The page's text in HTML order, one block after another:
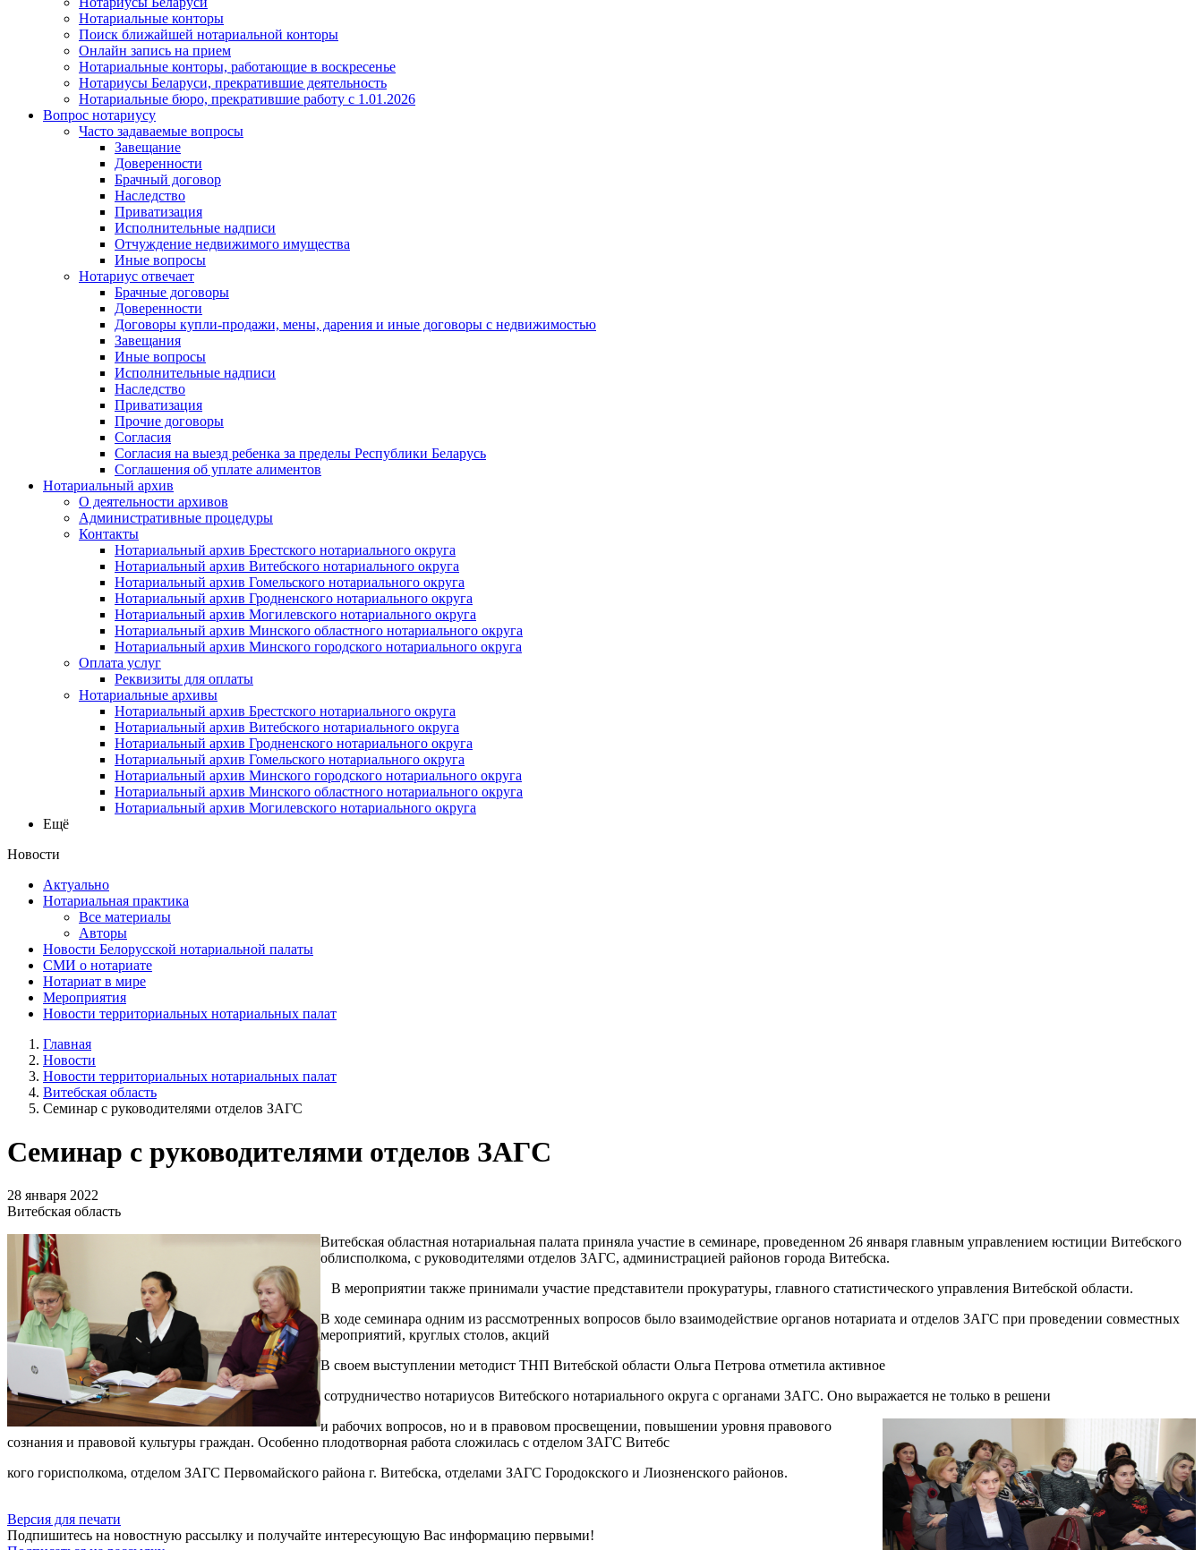
Нотариальные конторы
Поиск ближайшей нотариальной конторы
Онлайн запись на прием
Нотариальные конторы, работающие в воскресенье
Нотариусы Беларуси, прекратившие деятельность
Нотариальные бюро, прекратившие работу с 1.01.2026
Вопрос нотариусу
Часто задаваемые вопросы
Завещание
Доверенности
Брачный договор
Наследство
Приватизация
Исполнительные надписи
Отчуждение недвижимого имущества
Иные вопросы
Нотариус отвечает
Брачные договоры
Доверенности
Договоры купли-продажи, мены, дарения и иные договоры с недвижимостью
Завещания
Иные вопросы
Исполнительные надписи
Наследство
Приватизация
Прочие договоры
Согласия
Согласия на выезд ребенка за пределы Республики Беларусь
Соглашения об уплате алиментов
Нотариальный архив
О деятельности архивов
Административные процедуры
Контакты
Нотариальный архив Брестского нотариального округа
Нотариальный архив Витебского нотариального округа
Нотариальный архив Гомельского нотариального округа
Нотариальный архив Гродненского нотариального округа
Нотариальный архив Могилевского нотариального округа
Нотариальный архив Минского областного нотариального округа
Нотариальный архив Минского городского нотариального округа
Оплата услуг
Реквизиты для оплаты
Нотариальные архивы
Нотариальный архив Брестского нотариального округа
Нотариальный архив Витебского нотариального округа
Нотариальный архив Гродненского нотариального округа
Нотариальный архив Гомельского нотариального округа
Нотариальный архив Минского городского нотариального округа
Нотариальный архив Минского областного нотариального округа
Нотариальный архив Могилевского нотариального округа
Ещё
Новости
Актуально
Нотариальная практика
Все материалы
Авторы
Новости Белорусской нотариальной палаты
СМИ о нотариате
Нотариат в мире
Мероприятия
Новости территориальных нотариальных палат
Главная
Новости
Новости территориальных нотариальных палат
Витебская область
Семинар с руководителями отделов ЗАГС
Семинар с руководителями отделов ЗАГС
28 января 2022
Витебская область
Витебская областная нотариальная палата приняла участие в семинаре, проведенном 26 января главным управлением юстиции Витебского
облисполкома, с руководителями отделов ЗАГС, администрацией районов города Витебска.
В мероприятии также принимали участие представители прокуратуры, главного статистического управления Витебской области.
В ходе семинара одним из рассмотренных вопросов было взаимодействие органов нотариата и отделов ЗАГС при проведении совместных
мероприятий, круглых столов, акций
В своем выступлении методист ТНП Витебской области Ольга Петрова отметила активное
сотрудничество нотариусов Витебского нотариального округа с органами ЗАГС. Оно выражается не только в решени
и рабочих вопросов, но и в правовом просвещении, повышении уровня правового
сознания и правовой культуры граждан. Особенно плодотворная работа сложилась с отделом ЗАГС Витебс
кого горисполкома, отделом ЗАГС Первомайского района г. Витебска, отделами ЗАГС Городокского и Лиозненского районов.
Версия для печати
Подпишитесь на новостную рассылку и получайте интересующую Вас информацию первыми!